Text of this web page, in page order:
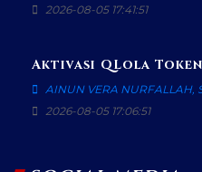
2026-08-05 17:41:51
Aktivasi QLola
AINUN VERA NURFALLAH,
2026-08-05 17:06:51